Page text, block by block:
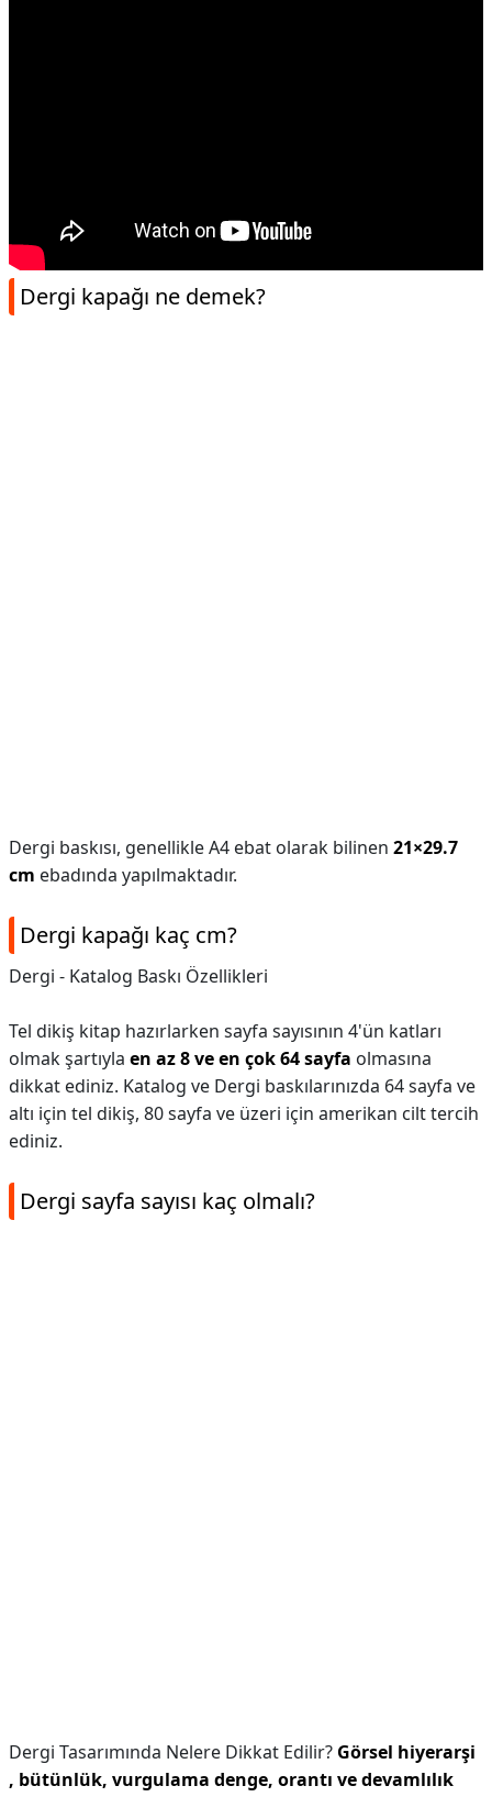
Dergi kapağı ne demek?
Dergi baskısı, genellikle A4 ebat olarak bilinen 21×29.7
cm ebadında yapılmaktadır.
Dergi kapağı kaç cm?
Dergi - Katalog Baskı Özellikleri
Tel dikiş kitap hazırlarken sayfa sayısının 4'ün katları
olmak şartıyla en az 8 ve en çok 64 sayfa olmasına
dikkat ediniz. Katalog ve Dergi baskılarınızda 64 sayfa ve
altı için tel dikiş, 80 sayfa ve üzeri için amerikan cilt tercih
ediniz.
Dergi sayfa sayısı kaç olmalı?
Dergi Tasarımında Nelere Dikkat Edilir? Görsel hiyerarşi
, bütünlük, vurgulama denge, orantı ve devamlılık